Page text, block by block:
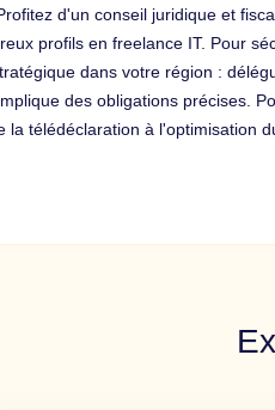
d'un conseil juridique et
profils en freelance IT. Pour
dans votre région :
des obligations précises.
la télédéclaration à l'optimisation